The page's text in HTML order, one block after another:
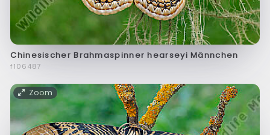
Chinesischer Brahmaspinner hearseyi Männchen
f106487
Zoom